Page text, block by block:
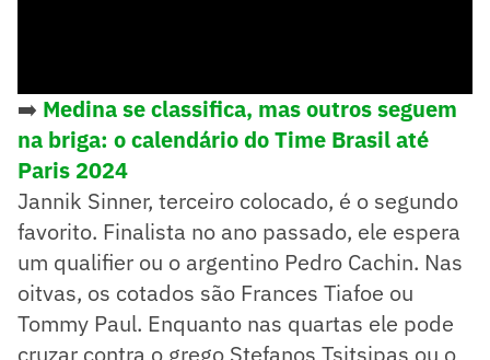
➡️ Medina se classifica, mas outros seguem
na briga: o calendário do Time Brasil até
Paris 2024
Jannik Sinner, terceiro colocado, é o segundo
favorito. Finalista no ano passado, ele espera
um qualifier ou o argentino Pedro Cachin. Nas
oitvas, os cotados são Frances Tiafoe ou
Tommy Paul. Enquanto nas quartas ele pode
cruzar contra o grego Stefanos Tsitsipas ou o